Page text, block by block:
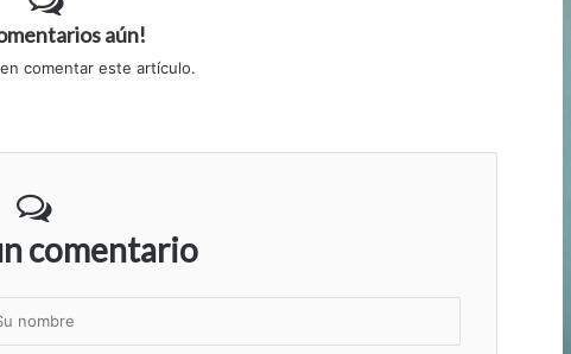
aún!
comentar este artículo.
comentario